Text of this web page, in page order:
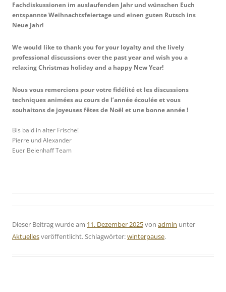
Fachdiskussionen im auslaufenden Jahr und wünschen Euch
entspannte Weihnachtsfeiertage und einen guten Rutsch ins
Neue Jahr!
We would like to thank you for your loyalty and the lively
professional discussions over the past year and wish you a
relaxing Christmas holiday and a happy New Year!
Nous vous remercions pour votre fidélité et les discussions
techniques animées au cours de l’année écoulée et vous
souhaitons de joyeuses fêtes de Noël et une bonne année !
Bis bald in alter Frische!
Pierre und Alexander
Euer Beienhaff Team
Dieser Beitrag wurde am 11. Dezember 2025von admin unter
Aktuellesveröffentlicht. Schlagwörter:winterpause.